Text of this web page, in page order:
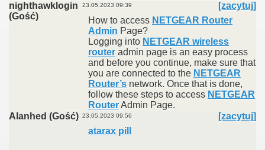
nighthawklogin
(Gość)
23.05.2023 09:39
[zacytuj]
How to access NETGEAR Router
Admin Page?
Logging into NETGEAR wireless
router admin page is an easy process
and before you continue, make sure that
you are connected to the NETGEAR
Router’s network. Once that is done,
follow these steps to access NETGEAR
RouterAdmin Page.
Alanhed (Gość) 23.05.2023 09:56
[zacytuj]
atarax pill